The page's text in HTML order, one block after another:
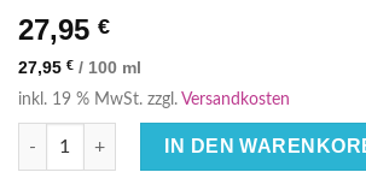
27,95 €
27,95 € / 100 ml
inkl. 19 % MwSt. zzgl. Versandkosten
Ser Al Malika Attar Al Ghalia 100ml
IN DEN